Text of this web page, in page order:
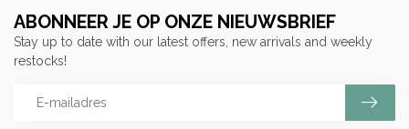
ABONNEER JE OP ONZE NIEUWSBRIEF
Stay up to date with our latest offers, new arrivals and weekly
restocks!